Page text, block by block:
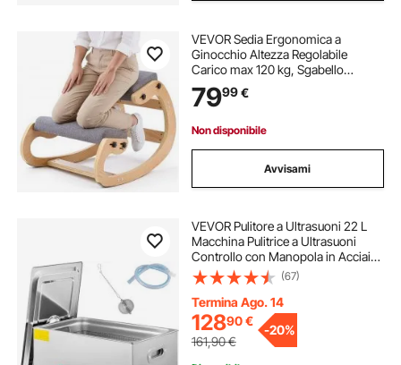
VEVOR Sedia Ergonomica a
Ginocchio Altezza Regolabile
Carico max 120 kg, Sgabello
Ergonomico Inginocchiato Struttura
in Legno Sedia per Studio Lavoro
Grigio
7999€
Non disponibile
Avvisami
VEVOR Pulitore a Ultrasuoni 22 L
Macchina Pulitrice a Ultrasuoni
Controllo con Manopola in Acciaio
Inossidabile 304, con
Temporizzatore Riscaldatore per
Gioielli, Orologi, Occhiali, Strumenti
Dentali
(67)
Termina Ago. 14
12890€
161,90€
-20%